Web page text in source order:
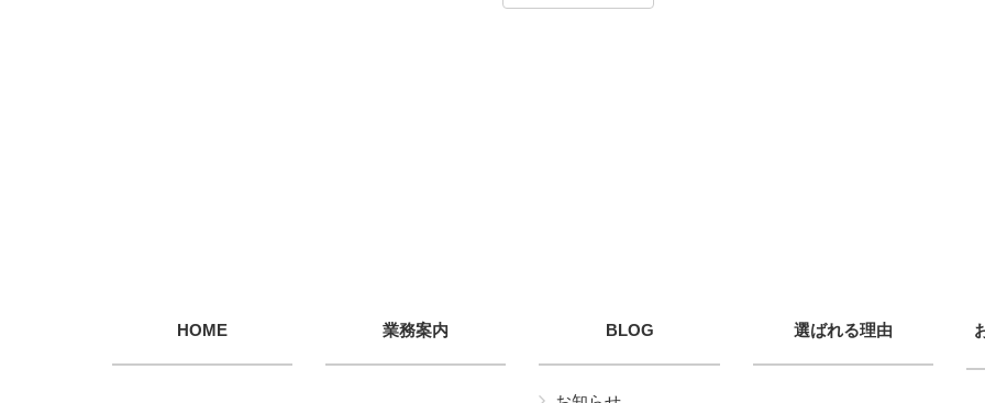
HOME 業務案内 BLOG 選ばれる理由